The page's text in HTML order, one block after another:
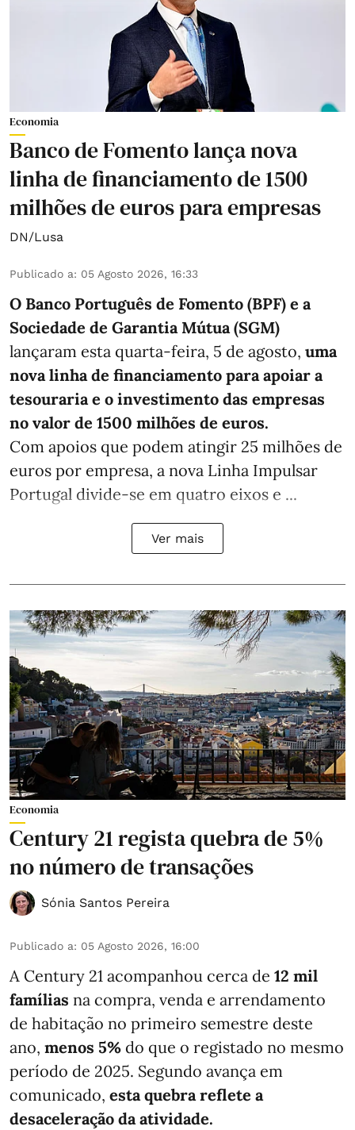
Economia
Banco de Fomento lança nova
linha de financiamento de 1500
milhões de euros para empresas
DN/Lusa
Publicado a: 05 Agosto 2026, 16:33
O Banco Português de Fomento (BPF) e a
Sociedade de Garantia Mútua (SGM)
lançaram esta quarta-feira, 5 de agosto, uma
nova linha de financiamento para apoiar a
tesouraria e o investimento das empresas
no valor de 1500 milhões de euros.
Com apoios que podem atingir 25 milhões de
euros por empresa, a nova Linha Impulsar
Portugal divide-se em quatro eixos e ...
Ver mais
Economia
Century 21 regista quebra de 5%
no número de transações
Sónia Santos Pereira
Publicado a: 05 Agosto 2026, 16:00
A Century 21 acompanhou cerca de 12 mil
famílias na compra, venda e arrendamento
de habitação no primeiro semestre deste
ano, menos 5% do que o registado no mesmo
período de 2025. Segundo avança em
comunicado, esta quebra reflete a
desaceleração da atividade.